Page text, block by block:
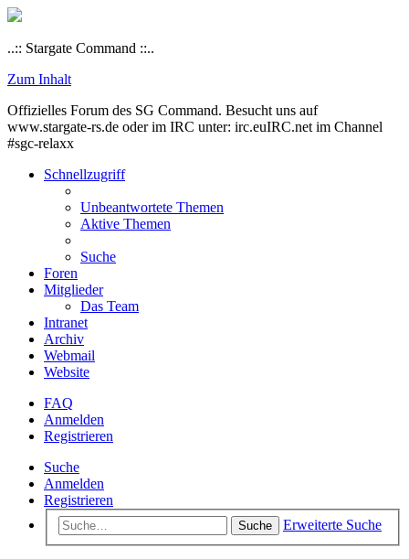
..:: Stargate Command ::..
Zum Inhalt
Offizielles Forum des SG Command. Besucht uns auf
www.stargate-rs.de oder im IRC unter: irc.euIRC.net im Channel
#sgc-relaxx
Schnellzugriff
Unbeantwortete Themen
Aktive Themen
Suche
Foren
Mitglieder
Das Team
Intranet
Archiv
Webmail
Website
FAQ
Anmelden
Registrieren
Suche
Anmelden
Registrieren
Suche Erweiterte Suche